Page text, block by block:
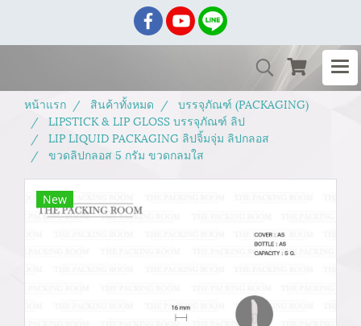
หน้าแรก สินค้าทั้งหมด
บรรจุภัณฑ์ (PACKAGING)
LIPSTICK & LIP GLOSS บรรจุภัณฑ์ ลิป
LIP LIQUID PACKAGING ลิปจิ้มจุ่ม ลิปกลอส
ขวดลิปกลอส 5 กรัม ขวดกลมใส
New